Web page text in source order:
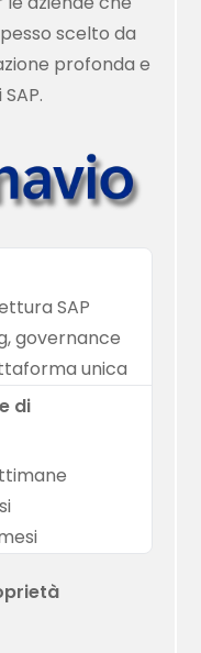
scelto da
profonda e
SAP
governance
unica
di